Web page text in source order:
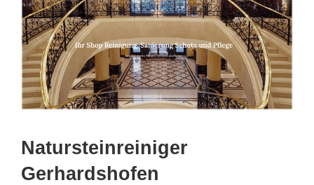
Natursteinreiniger
Gerhardshofen